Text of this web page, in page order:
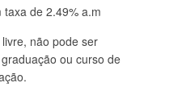
de 2.49% a.m
não pode ser
ou curso de